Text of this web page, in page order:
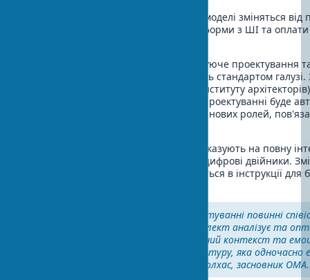
- бізнес-моделі зміняться
до підписки на архітектурні платформи з ШІ та
За прогнозами, до 2035 року породжуюче проектування
генерація архітектурних форм стануть стандартом галузі.
дослідженням AIA (Американського інституту
рутинних завдань в архітектурному проектуванні буде
паралельно виникне приблизно 25% нових ролей,
Прогнози розвитку AI в будівництві вказують на повну
проектування та будівництва через цифрові двійники.
моделі автоматично транслюватиметься в інструкції для
"ШІ та креативність у проектуванні повинні
балансі. Коли машинний інтелект аналізує та
людина привносить культурний контекст та
вимір, ми отримуємо архітектуру, яка одночасно
та глибоко людяна," — Рем Колхас, засновник OMA.